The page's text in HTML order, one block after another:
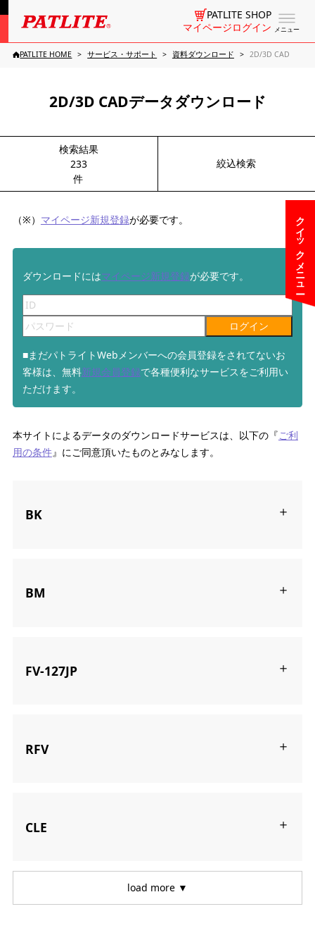
メニュー
PATLITE SHOP
マイページログイン
クイックメニュー
PATLITE HOME サービス・サポート 資料ダウンロード 2D/3D CAD
2D/3D CADデータダウンロード
検索結果
233
件
絞込検索
（※） マイページ新規登録が必要です。
ダウンロードにはマイページ新規登録が必要です。
ログイン
■まだパトライトWebメンバーへの会員登録をされてないお
客様は、無料新規会員登録で各種便利なサービスをご利用い
ただけます。
本サイトによるデータのダウンロードサービスは、以下の『ご利
用の条件』にご同意頂いたものとみなします。
BK
BM
FV-127JP
RFV
CLE
load more ▼